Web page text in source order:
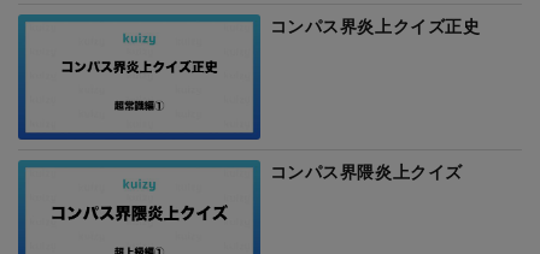
コンパス界炎上クイズ正史
コンパス界隈炎上クイズ